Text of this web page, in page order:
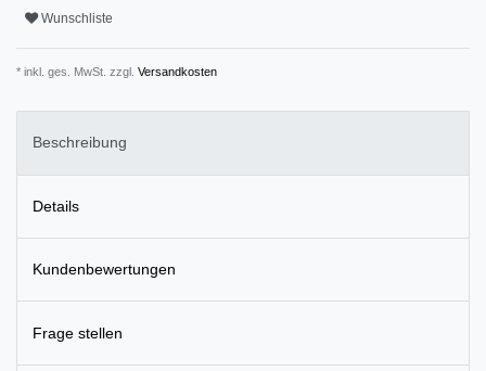
Wunschliste
* inkl. ges. MwSt. zzgl. Versandkosten
Beschreibung
Details
Kundenbewertungen
Frage stellen